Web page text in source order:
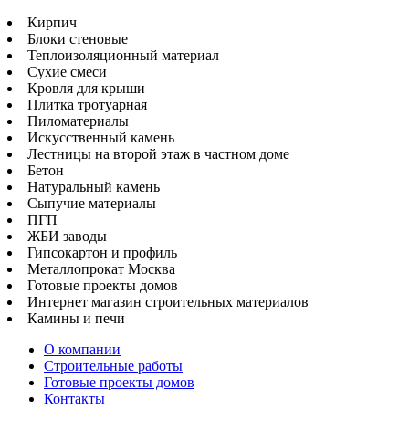
Кирпич
Блоки стеновые
Теплоизоляционный материал
Сухие смеси
Кровля для крыши
Плитка тротуарная
Пиломатериалы
Искусственный камень
Лестницы на второй этаж в частном доме
Бетон
Натуральный камень
Сыпучие материалы
ПГП
ЖБИ заводы
Гипсокартон и профиль
Металлопрокат Москва
Готовые проекты домов
Интернет магазин строительных материалов
Камины и печи
О компании
Строительные работы
Готовые проекты домов
Контакты